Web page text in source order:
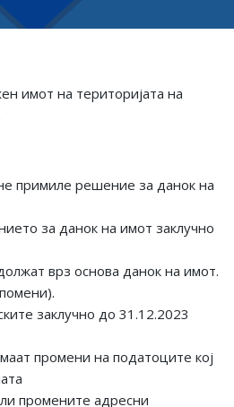
имот на територијата на
примиле решение за данок на
за данок на имот заклучно
врз основа данок на имот.
заклучно до 31.12.2023
промени на податоците кој
промените адресни